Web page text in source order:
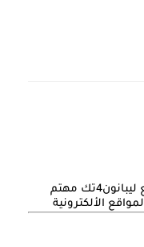
: مؤسس مدونة و موقع ليبانون4تك مهتم
الألكترونية